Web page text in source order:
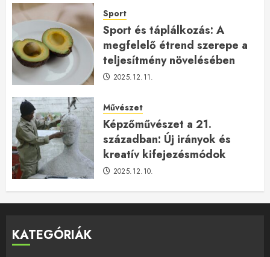
Sport
Sport és táplálkozás: A
megfelelő étrend szerepe a
teljesítmény növelésében
2025.12.11.
Művészet
Képzőművészet a 21.
században: Új irányok és
kreatív kifejezésmódok
2025.12.10.
KATEGÓRIÁK